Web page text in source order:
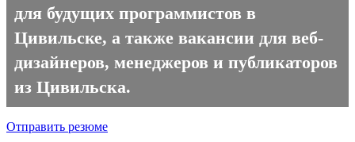
для будущих программистов в
Цивильске, а также вакансии для веб-
дизайнеров, менеджеров и публикаторов
из Цивильска.
Отправить резюме